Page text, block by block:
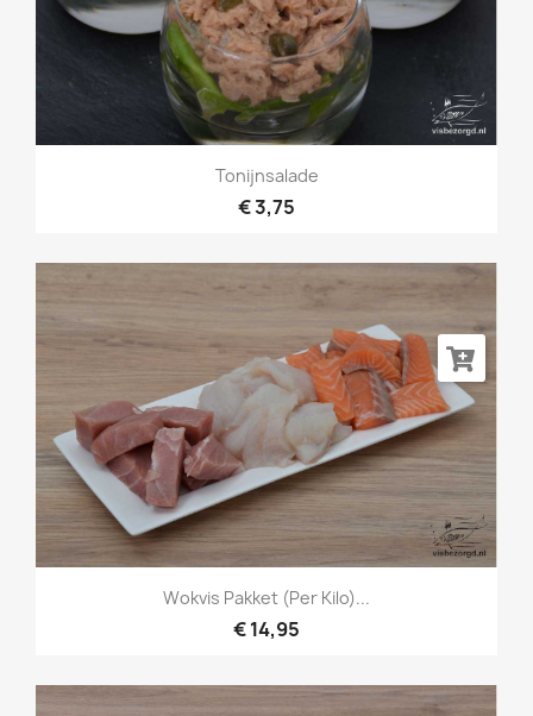
Tonijnsalade
€ 3,75
Wokvis Pakket (per Kilo)...
€ 14,95